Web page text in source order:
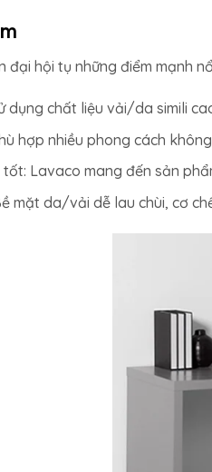
đại hội tụ những điểm mạnh
dụng chất liệu vải/da simili
hợp nhiều phong cách
Lavaco mang đến sản
mặt da/vải dễ lau chùi, cơ